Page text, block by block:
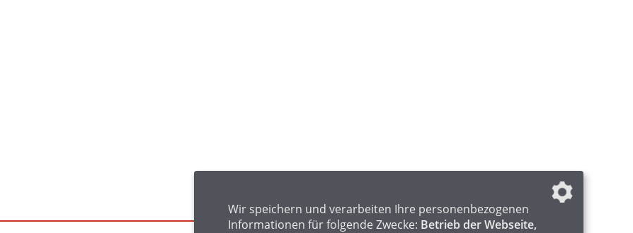
Wir speichern und verarbeiten Ihre personenbezogenen
Informationen für folgende Zwecke: Betrieb der Webseite,